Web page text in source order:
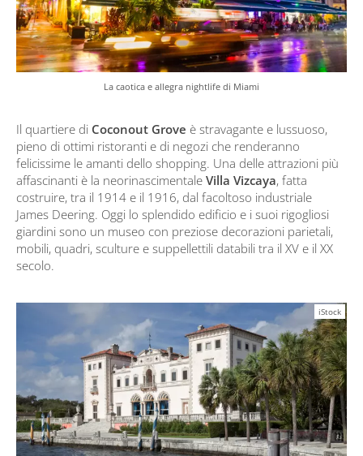
La caotica e allegra nightlife di Miami
Il quartiere di Coconout Grove è stravagante e lussuoso,
pieno di ottimi ristoranti e di negozi che renderanno
felicissime le amanti dello shopping. Una delle attrazioni più
affascinanti è la neorinascimentale Villa Vizcaya, fatta
costruire, tra il 1914 e il 1916, dal facoltoso industriale
James Deering. Oggi lo splendido edificio e i suoi rigogliosi
giardini sono un museo con preziose decorazioni parietali,
mobili, quadri, sculture e suppellettili databili tra il XV e il XX
secolo.
iStock